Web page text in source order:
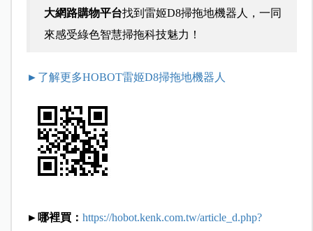
大網路購物平台找到雷姬D8掃拖地機器人，一同
來感受綠色智慧掃拖科技魅力！
►了解更多HOBOT雷姬D8掃拖地機器人
►哪裡買： https://hobot.kenk.com.tw/article_d.php?